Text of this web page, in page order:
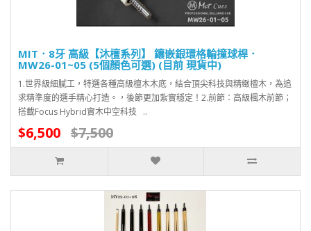
MIT．8牙 高級【沐檀系列】 鑲嵌銀環格輪撞球桿．
MW26-01~05 (5個顏色可選) (目前 現貨中)
1.世界級細膩工，特選各種高級檀木木底，結合頂尖科技與精緻檀木，為追
求精準度的選手精心打造。，後節更加紮實穩定！2.前節：高級楓木前節；
搭載Focus Hybrid實木中空科技 ..
$6,500 $7,500